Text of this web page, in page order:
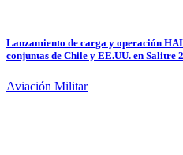
Lanzamiento de carga y operación
conjuntas de Chile y EE.UU. en Salitre
Aviación Militar